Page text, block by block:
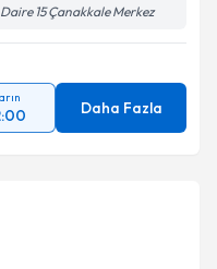
15 Çanakkale Merkez
Daha Fazla